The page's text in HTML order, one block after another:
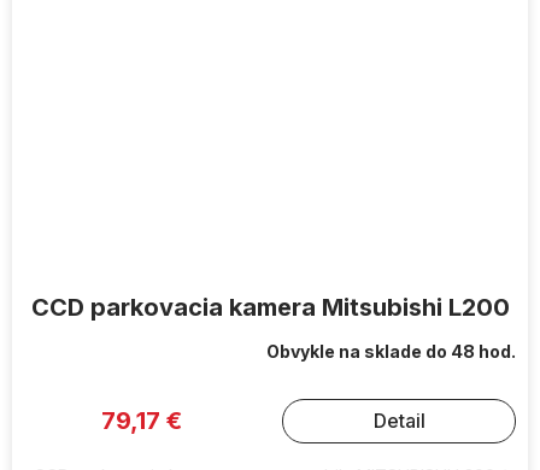
CCD parkovacia kamera Mitsubishi L200
Obvykle na sklade do 48 hod.
79,17 € Detail